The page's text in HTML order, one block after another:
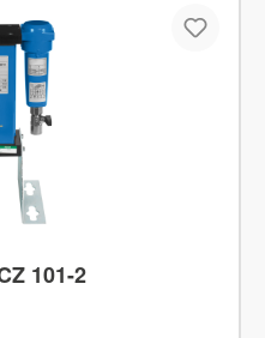
101-2